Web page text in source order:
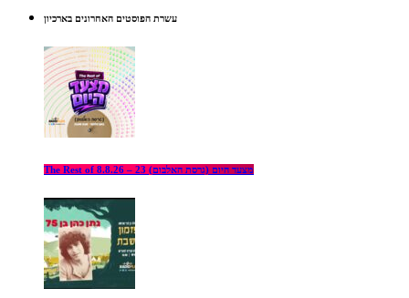
עשרת הפוסטים האחרונים בארכיון
The Rest of מצעד היום (גרסת האלבום) 23 – 8.8.26